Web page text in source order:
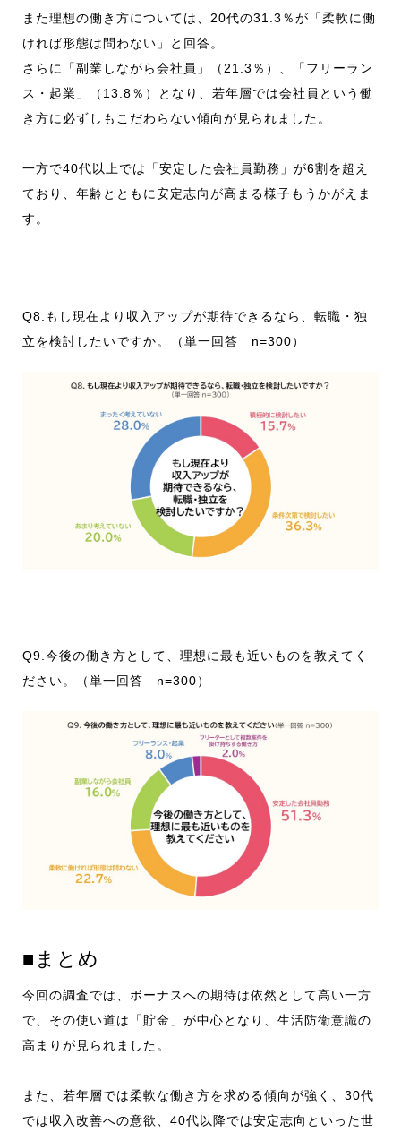
また理想の働き方については、20代の31.3％が「柔軟に働
ければ形態は問わない」と回答。
さらに「副業しながら会社員」（21.3％）、「フリーラン
ス・起業」（13.8％）となり、若年層では会社員という働
き方に必ずしもこだわらない傾向が見られました。
一方で40代以上では「安定した会社員勤務」が6割を超え
ており、年齢とともに安定志向が高まる様子もうかがえま
す。
Q8.もし現在より収入アップが期待できるなら、転職・独
立を検討したいですか。 （単一回答 n=300）
Q9.今後の働き方として、理想に最も近いものを教えてく
ださい。（単一回答 n=300）
■まとめ
今回の調査では、ボーナスへの期待は依然として高い一方
で、その使い道は「貯金」が中心となり、生活防衛意識の
高まりが見られました。
また、若年層では柔軟な働き方を求める傾向が強く、30代
では収入改善への意欲、40代以降では安定志向といった世